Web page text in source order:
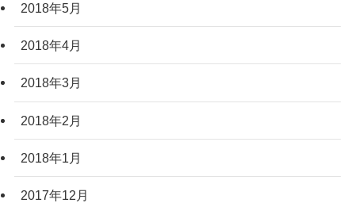
2018年5月
2018年4月
2018年3月
2018年2月
2018年1月
2017年12月